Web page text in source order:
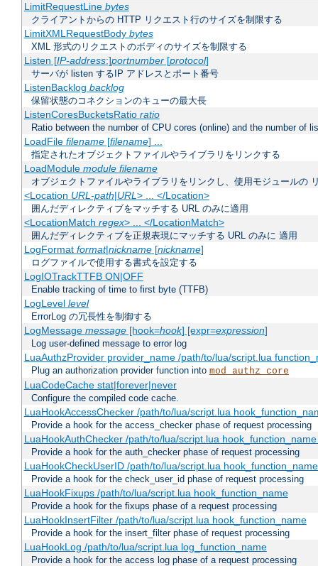
LimitRequestLine bytes
クライアントからの HTTP リクエスト行のサイズを制限する
LimitXMLRequestBody bytes
XML 形式のリクエストのボディのサイズを制限する
Listen [IP-address:]portnumber[protocol]
サーバが listen するIP アドレスとポート番号
ListenBacklog backlog
保留状態のコネクションのキューの最大長
ListenCoresBucketsRatio ratio
Ratio between the number of CPU cores (online) and the number of
LoadFile filename[filename] ...
指定されたオブジェクトファイルやライブラリをリンクする
LoadModule module filename
オブジェクトファイルやライブラリをリンクし、使用モジュールの
<Location URL-path|URL> ... </Location>
囲んだディレクティブをマッチする URL のみに適用
<LocationMatch regex> ... </LocationMatch>
囲んだディレクティブを正規表現にマッチする URL のみに 適用
LogFormat format|nickname[nickname]
ログファイルで使用する書式を設定する
LogIOTrackTTFB ON|OFF
Enable tracking of time to first byte (TTFB)
LogLevel level
ErrorLog の冗長性を制御する
LogMessage message[hook=hook] [expr=expression]
Log user-defined message to error log
LuaAuthzProvider provider_name /path/to/lua/script.lua
Plug an authorization provider function into mod_authz_core
LuaCodeCache stat|forever|never
Configure the compiled code cache.
LuaHookAccessChecker /path/to/lua/script.lua
Provide a hook for the access_checker phase of request processing
LuaHookAuthChecker /path/to/lua/script.lua
Provide a hook for the auth_checker phase of request processing
LuaHookCheckUserID /path/to/lua/script.lua
Provide a hook for the check_user_id phase of request processing
LuaHookFixups /path/to/lua/script.lua hook_function_name
Provide a hook for the fixups phase of a request processing
LuaHookInsertFilter /path/to/lua/script.lua hook_function_name
Provide a hook for the insert_filter phase of request processing
LuaHookLog /path/to/lua/script.lua log_function_name
Provide a hook for the access log phase of a request processing